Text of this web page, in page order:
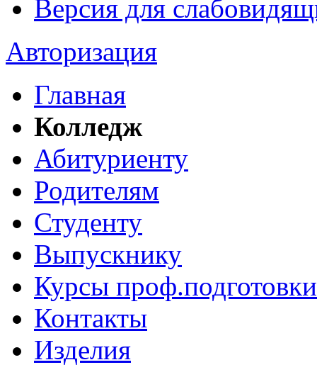
Версия для
Авторизация
Главная
Колледж
Абитуриенту
Родителям
Студенту
Выпускнику
Курсы проф.подготовки
Контакты
Изделия